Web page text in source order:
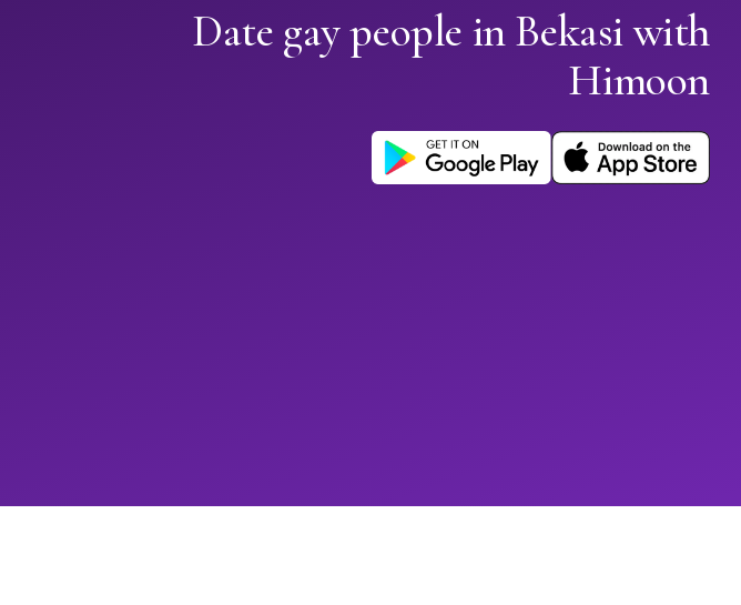
Date gay people in Bekasi with
Himoon